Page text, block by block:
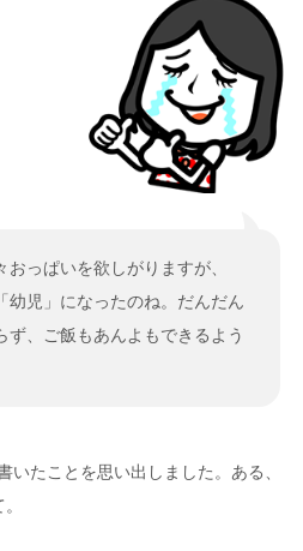
おっぱいを欲しがりますが、
幼児」になったのね。だんだん
ず、ご飯もあんよもできるよう
いたことを思い出しました。ある、